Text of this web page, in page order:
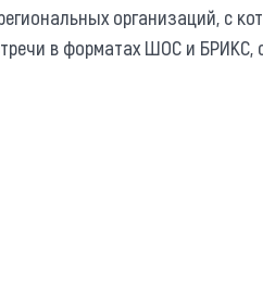
организаций, с
в форматах ШОС и БРИКС,